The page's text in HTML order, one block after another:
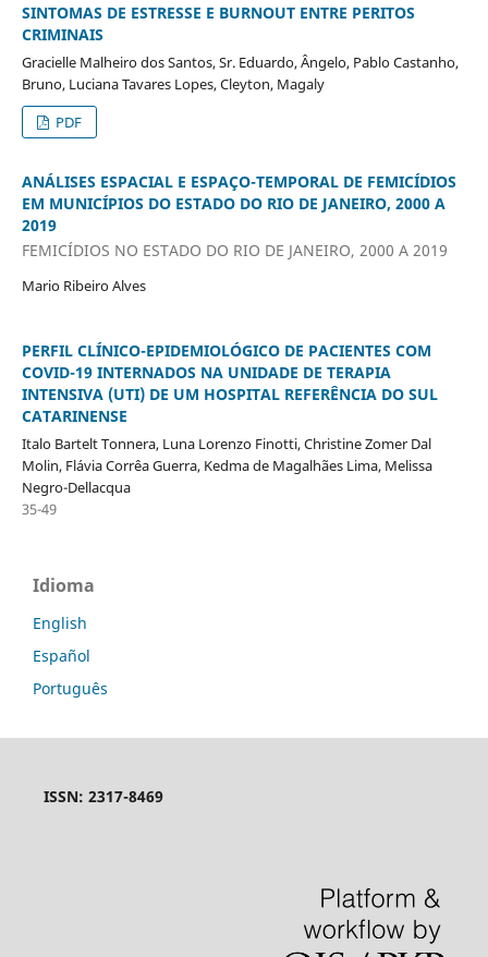
SINTOMAS DE ESTRESSE E BURNOUT ENTRE PERITOS
CRIMINAIS
Gracielle Malheiro dos Santos, Sr. Eduardo, Ângelo, Pablo Castanho,
Bruno, Luciana Tavares Lopes, Cleyton, Magaly
PDF
ANÁLISES ESPACIAL E ESPAÇO-TEMPORAL DE FEMICÍDIOS
EM MUNICÍPIOS DO ESTADO DO RIO DE JANEIRO, 2000 A
2019
FEMICÍDIOS NO ESTADO DO RIO DE JANEIRO, 2000 A 2019
Mario Ribeiro Alves
PERFIL CLÍNICO-EPIDEMIOLÓGICO DE PACIENTES COM
COVID-19 INTERNADOS NA UNIDADE DE TERAPIA
INTENSIVA (UTI) DE UM HOSPITAL REFERÊNCIA DO SUL
CATARINENSE
Italo Bartelt Tonnera, Luna Lorenzo Finotti, Christine Zomer Dal
Molin, Flávia Corrêa Guerra, Kedma de Magalhães Lima, Melissa
Negro-Dellacqua
35-49
Idioma
English
Español
Português
ISSN: 2317-8469